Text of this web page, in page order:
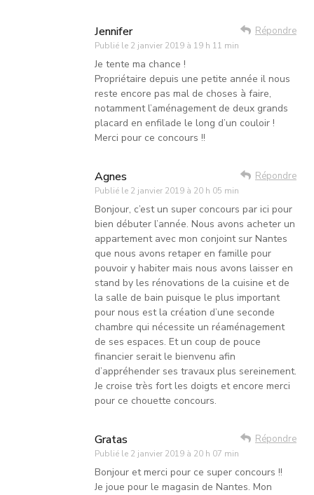
Jennifer
Publié le 2 janvier 2019 à 19 h 11 min
Répondre
Je tente ma chance !
Propriétaire depuis une petite année il nous
reste encore pas mal de choses à faire,
notamment l’aménagement de deux grands
placard en enfilade le long d’un couloir !
Merci pour ce concours !!
Agnes
Publié le 2 janvier 2019 à 20 h 05 min
Répondre
Bonjour, c’est un super concours par ici pour
bien débuter l’année. Nous avons acheter un
appartement avec mon conjoint sur Nantes
que nous avons retaper en famille pour
pouvoir y habiter mais nous avons laisser en
stand by les rénovations de la cuisine et de
la salle de bain puisque le plus important
pour nous est la création d’une seconde
chambre qui nécessite un réaménagement
de ses espaces. Et un coup de pouce
financier serait le bienvenu afin
d’appréhender ses travaux plus sereinement.
Je croise très fort les doigts et encore merci
pour ce chouette concours.
Gratas
Publié le 2 janvier 2019 à 20 h 07 min
Répondre
Bonjour et merci pour ce super concours !!
Je joue pour le magasin de Nantes. Mon